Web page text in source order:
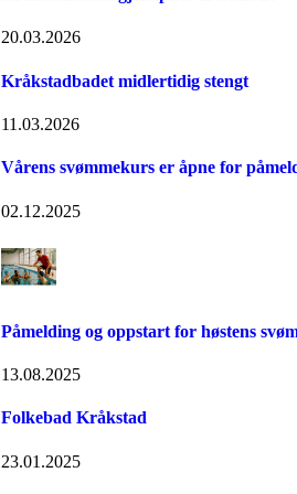
20.03.2026
Kråkstadbadet midlertidig stengt
11.03.2026
Vårens svømmekurs er åpne for
02.12.2025
Påmelding og oppstart for høstens
13.08.2025
Folkebad Kråkstad
23.01.2025